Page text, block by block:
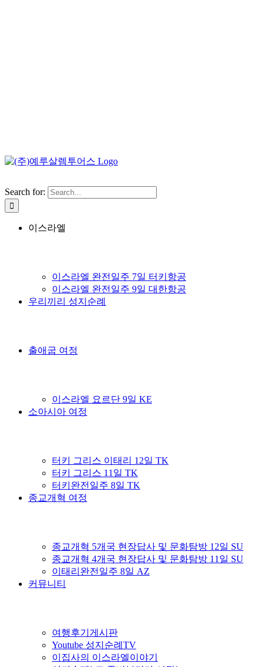
Search for:
이스라엘
이스라엘 완전일주 7일 터키항공
이스라엘 완전일주 9일 대한항공
우리끼리 성지순례
출애굽 여정
이스라엘 요르단 9일 KE
소아시아 여정
터키 그리스 이태리 12일 TK
터키 그리스 11일 TK
터키완전일주 8일 TK
종교개혁 여정
종교개혁 5개국 현장답사 및 문화탐방 12일 SU
종교개혁 4개국 현장답사 및 문화탐방 11일 SU
이태리완전일주 8일 AZ
커뮤니티
여행후기게시판
Youtube 성지순례TV
이집사의 이스라엘이야기